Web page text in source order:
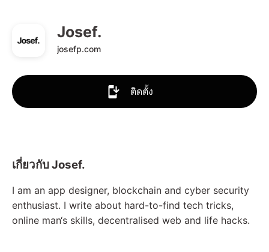
Josef.
josefp.com
ติดตั้ง
เกี่ยวกับ Josef.
I am an app designer, blockchain and cyber security
enthusiast. I write about hard-to-find tech tricks,
online man‘s skills, decentralised web and life hacks.